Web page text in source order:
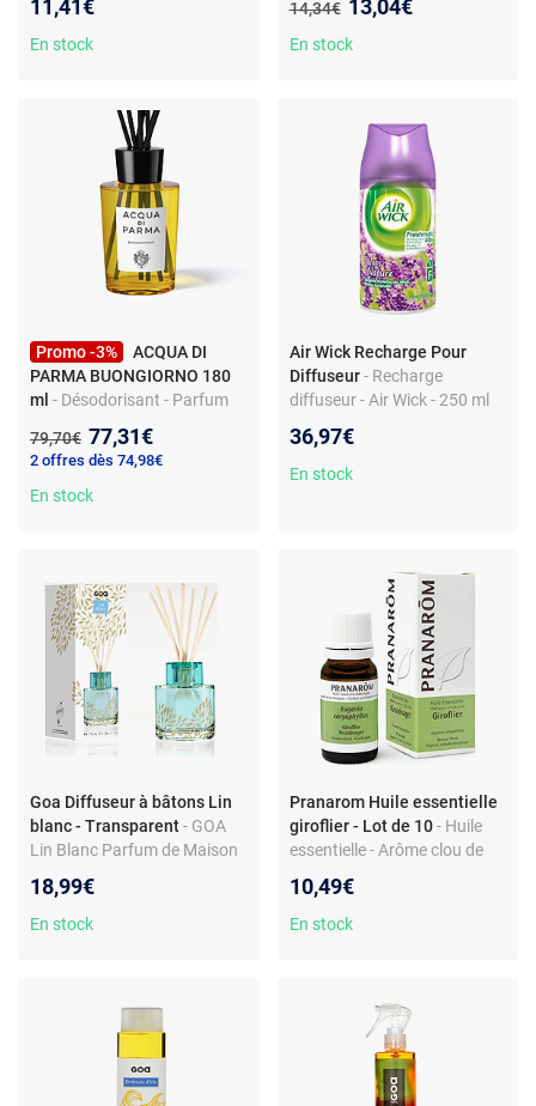
- Parfum agréable
11,41€
En stock
Ancien prix :
14,34€ Nouveau prix :
13,04€
En stock
Promo -3%
ACQUA DI
PARMA BUONGIORNO 180
ml - Désodorisant - Parfum
Ancien prix :
79,70€ Nouveau prix :
77,31€
2 offres dès 74,98€
En stock
Air Wick Recharge Pour
Diffuseur - Recharge
diffuseur - Air Wick - 250 ml
36,97€
En stock
Goa Diffuseur à bâtons Lin
blanc - Transparent- GOA
Lin Blanc Parfum de Maison
18,99€
En stock
Pranarom Huile essentielle
giroflier - Lot de 10 - Huile
essentielle - Arôme clou de
10,49€
En stock